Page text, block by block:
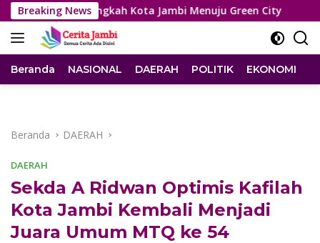
Langsung
ke
konten
Breaking News
Langkah Kota Jambi Menuju Green City
Beranda NASIONAL DAERAH POLITIK EKONOMI
Beranda DAERAH
DAERAH
Sekda A Ridwan Optimis Kafilah
Kota Jambi Kembali Menjadi
Juara Umum MTQ ke 54